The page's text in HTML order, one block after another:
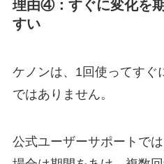
理由④：すぐに変化を
すい
ケノンは、1回使ってすぐ
ではありません。
公式ユーザーサポートで